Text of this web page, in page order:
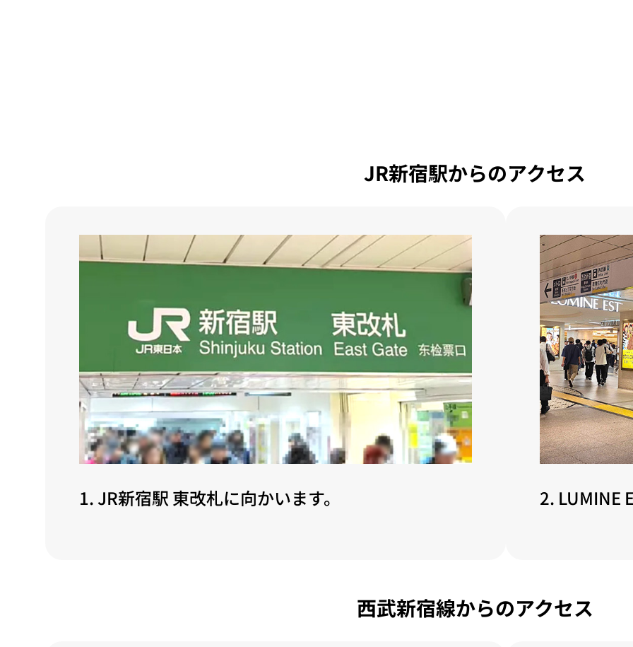
JR新宿駅からのアクセス
1. JR新宿駅 東改札に向かいます。 2. LUMINE
西武新宿線からのアクセス